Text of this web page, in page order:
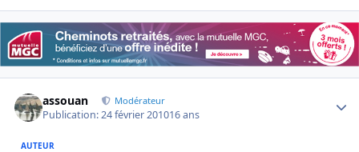
assouan Modérateur
Publication:24 février 201016 ans
AUTEUR